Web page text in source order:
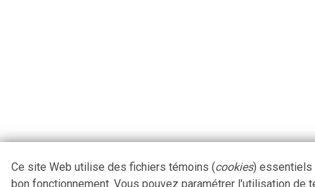
Ce site Web utilise des fichiers témoins (cookies) essentiels
bon fonctionnement. Vous pouvez paramétrer l'utilisation de